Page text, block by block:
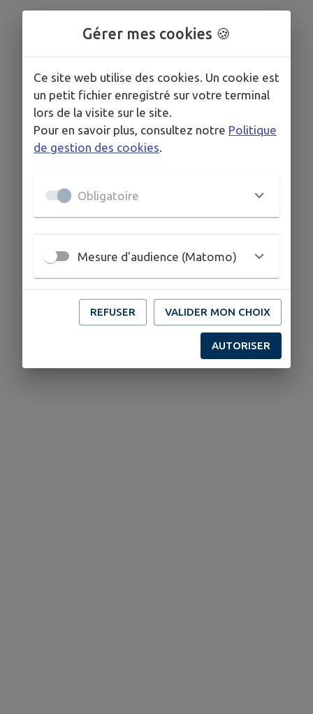
COORDONNÉES
Cuvat
contact@greenyaute.fr
Gérer mes cookies 🍪
Ce site web utilise des cookies. Un cookie est
un petit fichier enregistré sur votre terminal
lors de la visite sur le site.
Pour en savoir plus, consultez notre Politique
de gestion des cookies.
Obligatoire
Mesure d'audience (Matomo)
REFUSER VALIDER MON CHOIX
AUTORISER